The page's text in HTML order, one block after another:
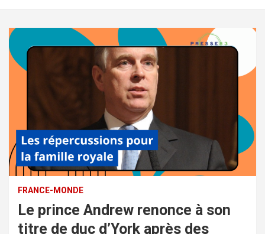
FRANCE-MONDE
Le prince Andrew renonce à son
titre de duc d’York après des